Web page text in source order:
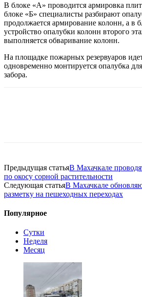
В блоке «А» проводится армировка
блоке «Б» специалисты разбирают
продолжается армирование колонн, а в
устройство опалубки колонн второго
выполняется обваривание колонн.
На площадке пожарных резервуаров
одновременно монтируется опалубка
забора.
Предыдущая статьяВ Махачкале
по окосу сорной растительности
Следующая статьяВ Махачкале
разметку на пешеходных переходах
Популярное
Сутки
Неделя
Месяц